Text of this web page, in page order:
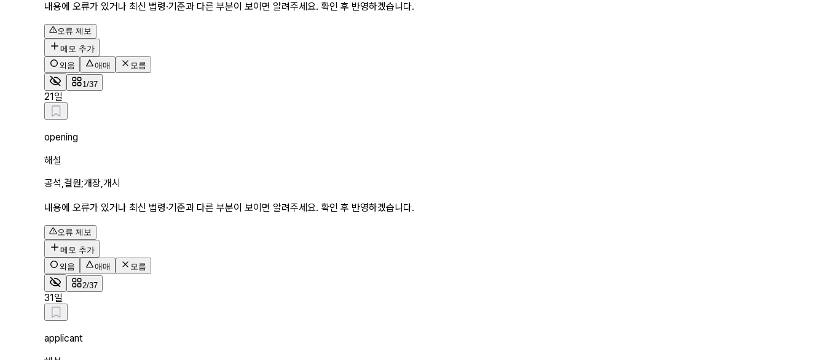
내용에 오류가 있거나 최신 법령·기준과 다른 부분이 보이면 알려주세요. 확인 후 반영하겠습니다.
오류 제보
메모 추가
외움
애매 모름
1/37
21일
opening
해설
공석,결원;개장,개시
내용에 오류가 있거나 최신 법령·기준과 다른 부분이 보이면 알려주세요. 확인 후 반영하겠습니다.
오류 제보
메모 추가
외움
애매 모름
2/37
31일
applicant